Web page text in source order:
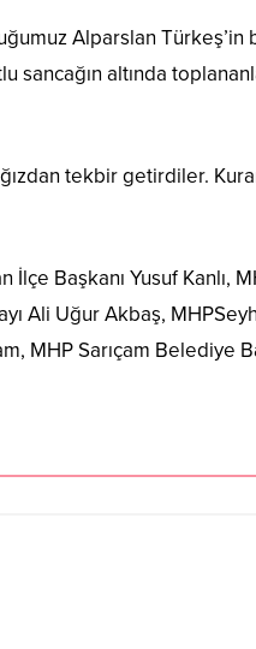
Alparslan
altında
tekbir getirdiler.
İlçe Başkanı Yusuf
Ali Uğur Akbaş,
MHP Sarıçam Belediye